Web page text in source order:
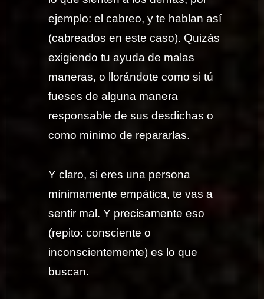
ejemplo: el cabreo, y te hablan así
(cabreados en este caso). Quizás
exigiendo tu ayuda de malas
maneras, o llorándote como si tú
fueses de alguna manera
responsable de sus desdichas o
como mínimo de repararlas.
Y claro, si eres una persona
mínimamente empática, te vas a
sentir mal. Y precisamente eso
(repito: consciente o
inconscientemente) es lo que
buscan.